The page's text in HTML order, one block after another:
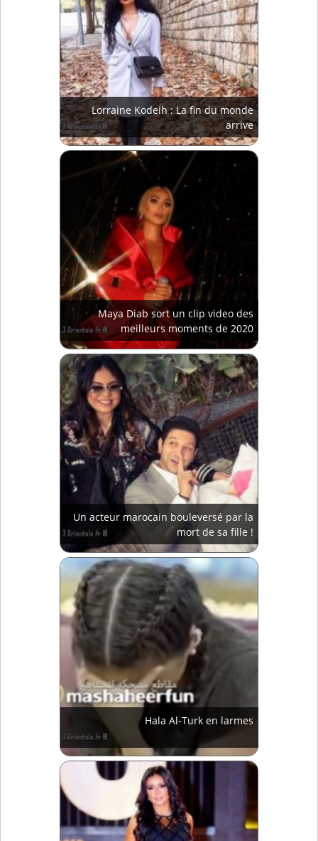
Lorraine Kodeih : La fin du monde
arrive
Maya Diab sort un clip video des
meilleurs moments de 2020
Un acteur marocain bouleversé par la
mort de sa fille !
Hala Al-Turk en larmes